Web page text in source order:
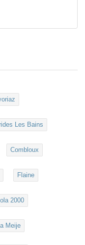
Les Bains
Combloux
Flaine
2000
Meije